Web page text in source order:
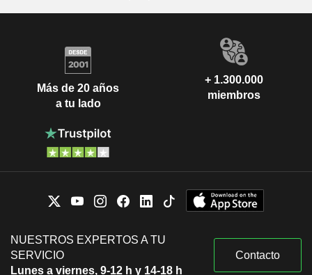
Más de 20 años
a tu lado
+ 1.300.000
miembros
NUESTROS EXPERTOS A TU
SERVICIO
Lunes a viernes, 9-12 h y 14-18 h
Contacto